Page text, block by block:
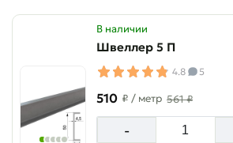
В наличии
Швеллер 5 П
4.8 5
510 ₽ / метр 561 ₽
-